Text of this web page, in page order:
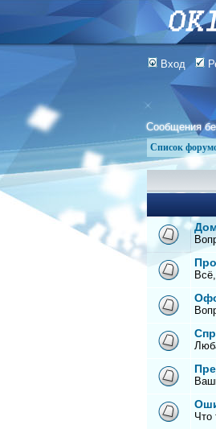
Вход
Сообщения
Список
Что